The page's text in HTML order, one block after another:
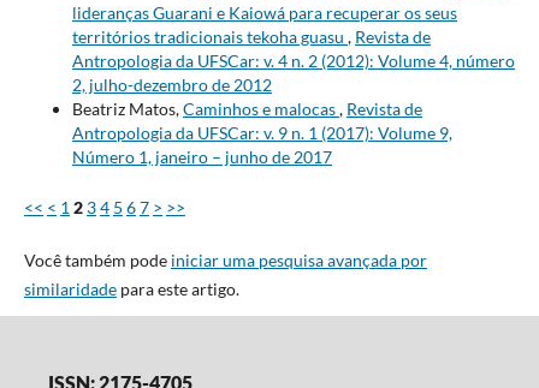
lideranças Guarani e Kaiowá para recuperar os seus
territórios tradicionais tekoha guasu , Revista de
Antropologia da UFSCar: v. 4 n. 2 (2012): Volume 4, número
2, julho-dezembro de 2012
Beatriz Matos,Caminhos e malocas, Revista de
Antropologia da UFSCar: v. 9 n. 1 (2017): Volume 9,
Número 1, janeiro – junho de 2017
<< < 1 2 34 5 67 > >>
Você também pode iniciar uma pesquisa avançada por
similaridadepara este artigo.
ISSN: 2175-4705